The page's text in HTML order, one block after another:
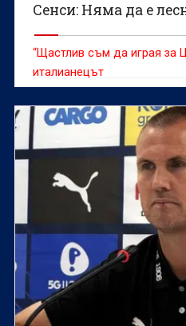
Сенси: Няма да е
“Щастлив съм да играя за
италианецът